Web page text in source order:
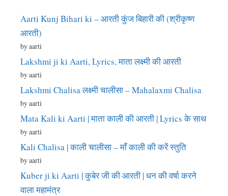
Aarti Kunj Bihari ki – आरती कुंज बिहारी की (श्रीकृष्ण
आरती)
by aarti
Lakshmi ji ki Aarti, Lyrics, माता लक्ष्मी की आरती
by aarti
Lakshmi Chalisa लक्ष्मी चालीसा – Mahalaxmi Chalisa
by aarti
Mata Kali ki Aarti | माता काली की आरती | Lyrics के साथ
by aarti
Kali Chalisa | काली चालीसा – माँ काली की करें स्तुति
by aarti
Kuber ji ki Aarti | कुबेर जी की आरती | धन की वर्षा करने
वाला महामंत्र